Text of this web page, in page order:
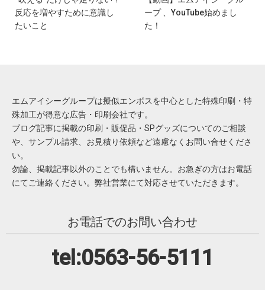
反応を増やすために意識し
たいこと
ープ 、YouTube始めまし
た！
エムアイシーグループは擬似エンボスを中心とした特殊印刷・特
殊加工が得意な広告・印刷会社です。
ブログ記事に掲載の印刷・販促品・SPグッズについてのご相談
や、サンプル請求、お見積り依頼など遠慮なくお問い合せくださ
い。
勿論、掲載記事以外のことでも構いません。お急ぎの方はお電話
にてご連絡ください。弊社営業にて対応させていただきます。
お電話でのお問い合わせ
tel:0563-56-5111